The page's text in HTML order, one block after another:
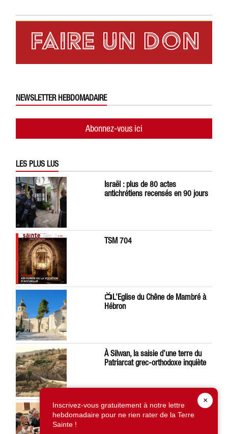
NEWSLETTER HEBDOMADAIRE
Abonnez-vous ici
LES PLUS LUS
Israël : plus de 80 actes
antichrétiens recensés en 90 jours
TSM 704
📺L’Eglise du Chêne de Mambré à
Hébron
À Silwan, la saisie d’une terre du
Patriarcat grec-orthodoxe inquiète
Léon XIV préoccupé par la situation
en Terre Sainte
×
Inscrivez-vous gratuitement à notre lettre
hebdomadaire pour ne rien rater de la Terre
Sainte !